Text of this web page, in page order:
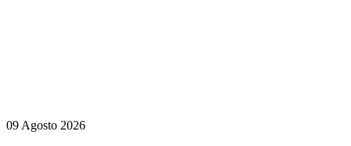
09 Agosto 2026